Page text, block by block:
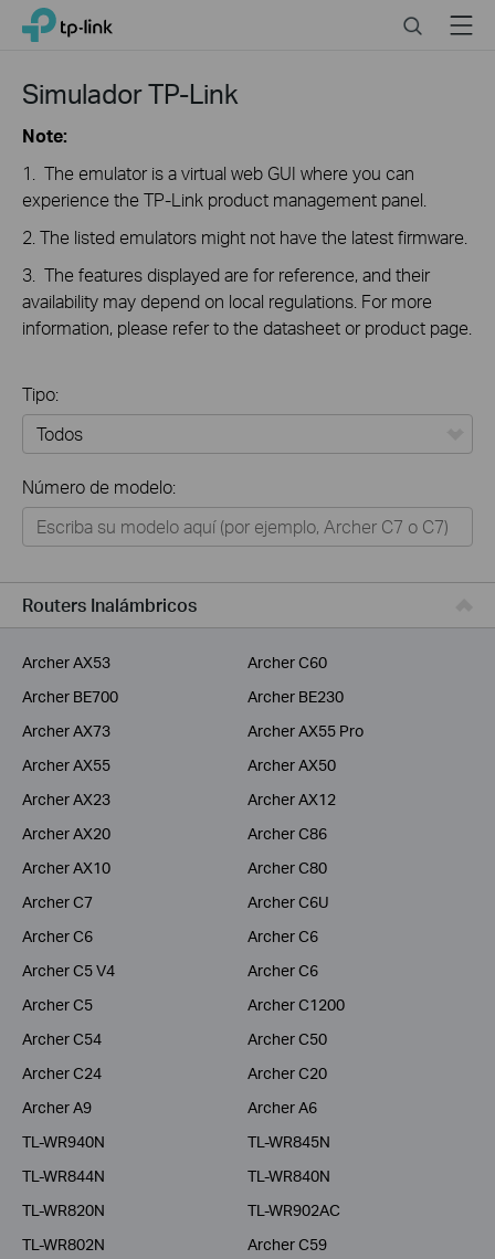
Click
navigation
TP-Link, Reliably Smart SearchMenu
Simulador TP-Link
Note:
1. The emulator is a virtual web GUI where you can
experience the TP-Link product management panel.
2. The listed emulators might not have the latest firmware.
3. The features displayed are for reference, and their
availability may depend on local regulations. For more
information, please refer to the datasheet or product page.
Tipo:
Hogar
Tapo
Negocios
ISPs
Número de modelo:
Routers Inalámbricos
Archer AX53
Archer C60
Archer BE700
Archer BE230
Archer AX73
Archer AX55 Pro
Archer AX55
Archer AX50
Archer AX23
Archer AX12
Archer AX20
Archer C86
Archer AX10
Archer C80
Archer C7
Archer C6U
Archer C6
Archer C6
Archer C5 V4
Archer C6
Archer C5
Archer C1200
Archer C54
Archer C50
Archer C24
Archer C20
Archer A9
Archer A6
TL-WR940N
TL-WR845N
TL-WR844N
TL-WR840N
TL-WR820N
TL-WR902AC
TL-WR802N
Archer C59